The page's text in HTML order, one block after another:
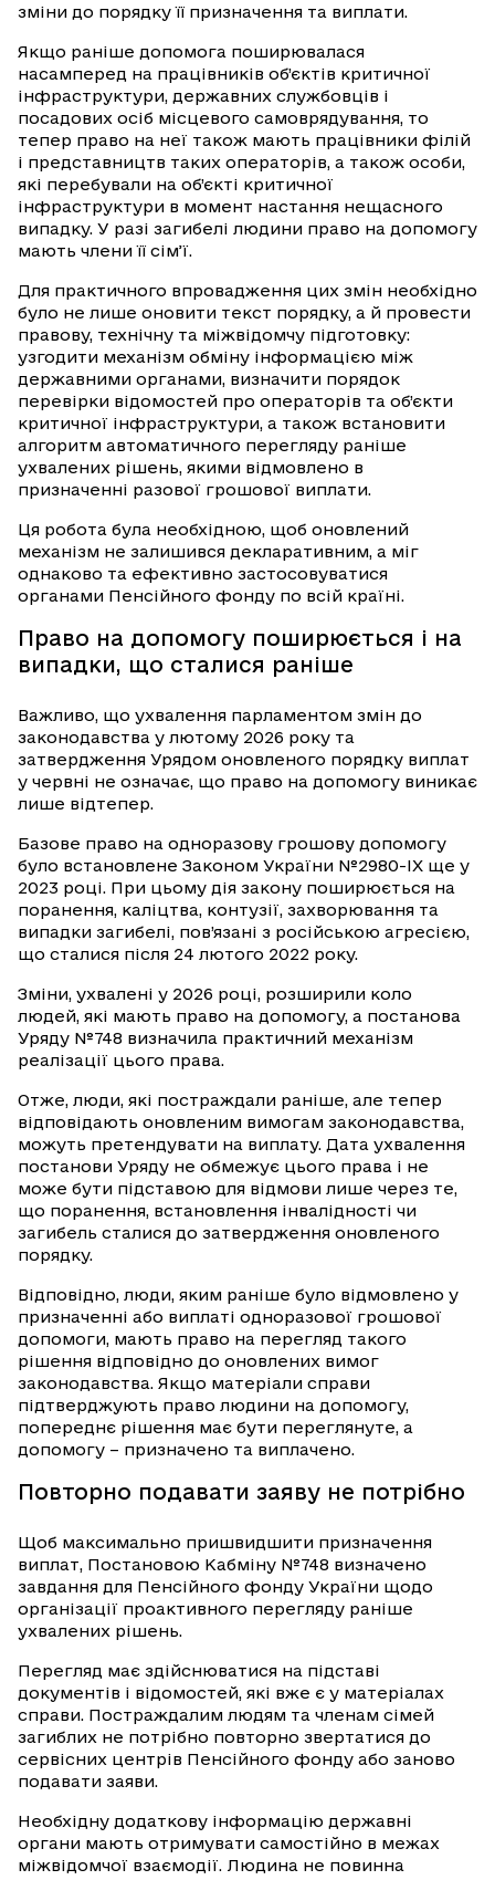
зміни до порядку її призначення та виплати.
Якщо раніше допомога поширювалася
насамперед на працівників об’єктів критичної
інфраструктури, державних службовців і
посадових осіб місцевого самоврядування, то
тепер право на неї також мають працівники філій
і представництв таких операторів, а також особи,
які перебували на об’єкті критичної
інфраструктури в момент настання нещасного
випадку. У разі загибелі людини право на допомогу
мають члени її сім’ї.
Для практичного впровадження цих змін необхідно
було не лише оновити текст порядку, а й провести
правову, технічну та міжвідомчу підготовку:
узгодити механізм обміну інформацією між
державними органами, визначити порядок
перевірки відомостей про операторів та об’єкти
критичної інфраструктури, а також встановити
алгоритм автоматичного перегляду раніше
ухвалених рішень, якими відмовлено в
призначенні разової грошової виплати.
Ця робота була необхідною, щоб оновлений
механізм не залишився декларативним, а міг
однаково та ефективно застосовуватися
органами Пенсійного фонду по всій країні.
Право на допомогу поширюється і на
випадки, що сталися раніше
Важливо, що ухвалення парламентом змін до
законодавства у лютому 2026 року та
затвердження Урядом оновленого порядку виплат
у червні не означає, що право на допомогу виникає
лише відтепер.
Базове право на одноразову грошову допомогу
було встановлене Законом України №2980-IX ще у
2023 році. При цьому дія закону поширюється на
поранення, каліцтва, контузії, захворювання та
випадки загибелі, пов’язані з російською агресією,
що сталися після 24 лютого 2022 року.
Зміни, ухвалені у 2026 році, розширили коло
людей, які мають право на допомогу, а постанова
Уряду №748 визначила практичний механізм
реалізації цього права.
Отже, люди, які постраждали раніше, але тепер
відповідають оновленим вимогам законодавства,
можуть претендувати на виплату. Дата ухвалення
постанови Уряду не обмежує цього права і не
може бути підставою для відмови лише через те,
що поранення, встановлення інвалідності чи
загибель сталися до затвердження оновленого
порядку.
Відповідно, люди, яким раніше було відмовлено у
призначенні або виплаті одноразової грошової
допомоги, мають право на перегляд такого
рішення відповідно до оновлених вимог
законодавства. Якщо матеріали справи
підтверджують право людини на допомогу,
попереднє рішення має бути переглянуте, а
допомогу – призначено та виплачено.
Повторно подавати заяву не потрібно
Щоб максимально пришвидшити призначення
виплат, Постановою Кабміну №748 визначено
завдання для Пенсійного фонду України щодо
організації проактивного перегляду раніше
ухвалених рішень.
Перегляд має здійснюватися на підставі
документів і відомостей, які вже є у матеріалах
справи. Постраждалим людям та членам сімей
загиблих не потрібно повторно звертатися до
сервісних центрів Пенсійного фонду або заново
подавати заяви.
Необхідну додаткову інформацію державні
органи мають отримувати самостійно в межах
міжвідомчої взаємодії. Людина не повинна